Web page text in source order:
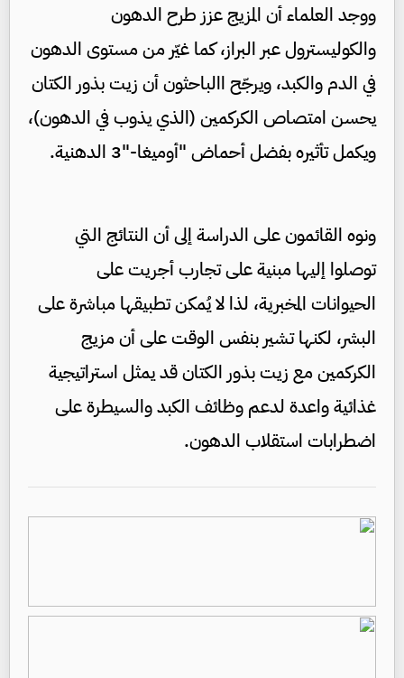
ووجد العلماء أن المزيج عزز طرح الدهون
والكوليسترول عبر البراز، كما غيّر من مستوى الدهون
في الدم والكبد، ويرجّح االباحثون أن زيت بذور الكتان
يحسن امتصاص الكركمين (الذي يذوب في الدهون)،
ويكمل تأثيره بفضل أحماض "أوميغا-"3 الدهنية.
ونوه القائمون على الدراسة إلى أن النتائج التي
توصلوا إليها مبنية على تجارب أجريت على
الحيوانات المخبرية، لذا لا يُمكن تطبيقها مباشرة على
البشر، لكنها تشير بنفس الوقت على أن مزيج
الكركمين مع زيت بذور الكتان قد يمثل استراتيجية
غذائية واعدة لدعم وظائف الكبد والسيطرة على
اضطرابات استقلاب الدهون.